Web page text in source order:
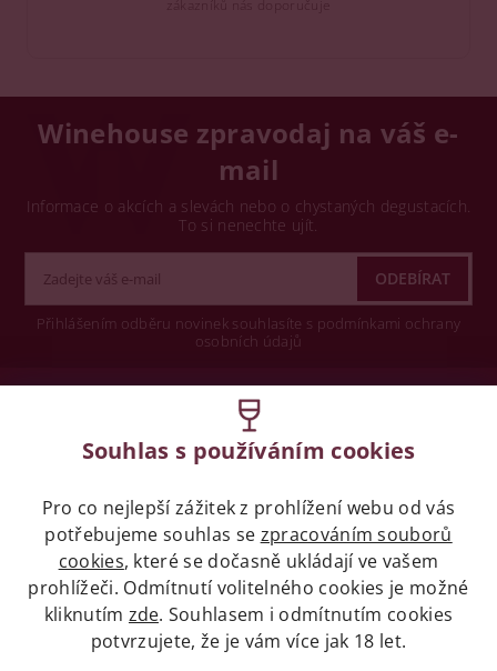
Winehouse zpravodaj na váš e-
mail
Informace o akcích a slevách nebo o chystaných degustacích.
To si nenechte ujít.
Přihlášením odběru novinek souhlasíte s podmínkami ochrany
osobních údajů
Legislativa
Zákaz prodeje alkoholických nápojů osobám
mladších 18 let.
Naše služby
Souhlas s používáním cookies
Pro co nejlepší zážitek z prohlížení webu od vás
potřebujeme souhlas se zpracováním souborů
cookies, které se dočasně ukládají ve vašem
prohlížeči. Odmítnutí volitelného cookies je možné
kliknutím zde. Souhlasem i odmítnutím cookies
potvrzujete, že je vám více jak 18 let.